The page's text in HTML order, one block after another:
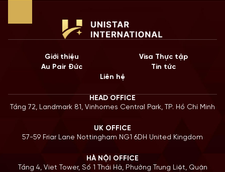
Giới thiệu
Visa Thực tập
Au Pair Đức
Tin tức
Liên hệ
HEAD OFFICE
Tầng 72, Landmark 81, Vinhomes Central Park, TP. Hồ Chí Minh
UK OFFICE
57-59 Friar Lane Nottingham NG1 6DH United Kingdom
HÀ NỘI OFFICE
Tầng 4, Viet Tower, Số 1 Thái Hà, Phường Trung Liệt, Quận